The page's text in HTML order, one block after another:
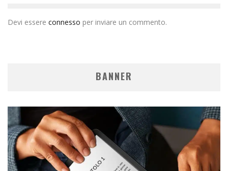
Devi essere connesso per inviare un commento.
BANNER